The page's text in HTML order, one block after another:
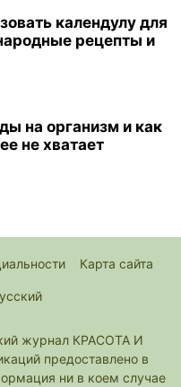
календулу для
рецепты и
на организм и как
не хватает
Карта сайта
журнал КРАСОТА И
предоставлено в
ни в коем случае